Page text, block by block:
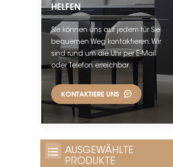
HELFEN
Sie können uns auf jedem für Sie
bequemen Weg kontaktieren. Wir
sind rund um die Uhr per E-Mail
oder Telefon erreichbar.
KONTAKTIERE UNS
AUSGEWÄHLTE
PRODUKTE